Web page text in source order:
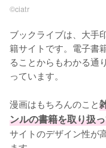
©︎ciatr
ブックライブは、大手
籍サイトです。電子書
ることからもわかる通
っています。
漫画はもちろんのこと
ンルの書籍を取り扱
サイトのデザイン性が